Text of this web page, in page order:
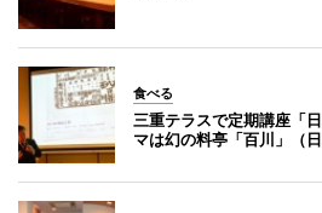
食べる
三重テラスで定期講座「
マは幻の料亭「百川」（日